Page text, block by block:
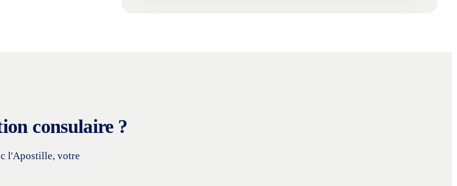
consulaire ?
l'Apostille, votre